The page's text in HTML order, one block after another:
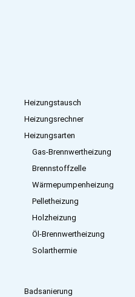
Heizungstausch
Heizungsrechner
Heizungsarten
Gas-Brennwertheizung
Brennstoffzelle
Wärmepumpenheizung
Pelletheizung
Holzheizung
Öl-Brennwertheizung
Solarthermie
Badsanierung